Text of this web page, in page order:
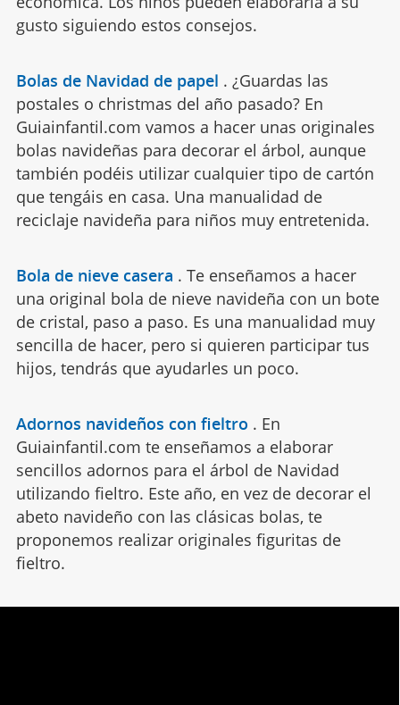
gusto siguiendo estos consejos.
Bolas de Navidad de papel . ¿Guardas las
postales o christmas del año pasado? En
Guiainfantil.com vamos a hacer unas originales
bolas navideñas para decorar el árbol, aunque
también podéis utilizar cualquier tipo de cartón
que tengáis en casa. Una manualidad de
reciclaje navideña para niños muy entretenida.
Bola de nieve casera . Te enseñamos a hacer
una original bola de nieve navideña con un bote
de cristal, paso a paso. Es una manualidad muy
sencilla de hacer, pero si quieren participar tus
hijos, tendrás que ayudarles un poco.
Adornos navideños con fieltro . En
Guiainfantil.com te enseñamos a elaborar
sencillos adornos para el árbol de Navidad
utilizando fieltro. Este año, en vez de decorar el
abeto navideño con las clásicas bolas, te
proponemos realizar originales figuritas de
fieltro.